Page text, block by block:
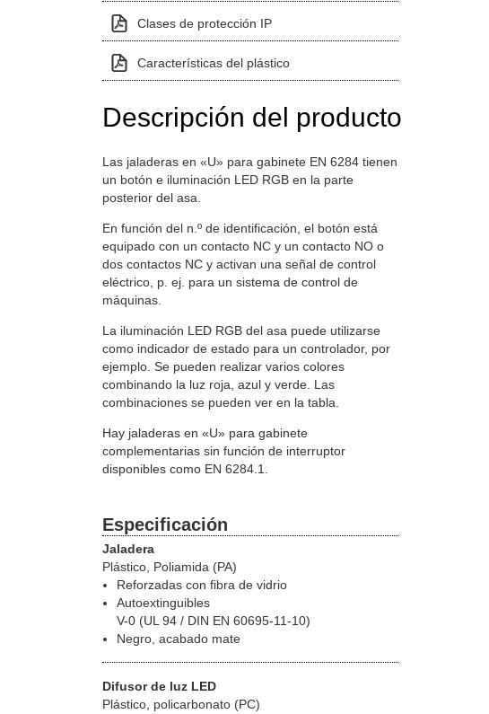
Clases de protección IP
Características del plástico
Descripción del producto
Las jaladeras en «U» para gabinete EN 6284 tienen
un botón e iluminación LED RGB en la parte
posterior del asa.
En función del n.º de identificación, el botón está
equipado con un contacto NC y un contacto NO o
dos contactos NC y activan una señal de control
eléctrico, p. ej. para un sistema de control de
máquinas.
La iluminación LED RGB del asa puede utilizarse
como indicador de estado para un controlador, por
ejemplo. Se pueden realizar varios colores
combinando la luz roja, azul y verde. Las
combinaciones se pueden ver en la tabla.
Hay jaladeras en «U» para gabinete
complementarias sin función de interruptor
disponibles como EN 6284.1.
Especificación
Jaladera
Plástico, Poliamida (PA)
Reforzadas con fibra de vidrio
Autoextinguibles
V-0 (UL 94 / DIN EN 60695-11-10)
Negro, acabado mate
Difusor de luz LED
Plástico, policarbonato (PC)